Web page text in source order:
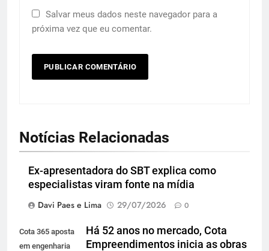
Salvar meus dados neste navegador para a
próxima vez que eu comentar.
Notícias Relacionadas
Ex-apresentadora do SBT explica como
especialistas viram fonte na mídia
Davi Paes e Lima
29/07/2026 0
Cota 365 aposta
em engenharia
Há 52 anos no mercado, Cota
Empreendimentos inicia as obras